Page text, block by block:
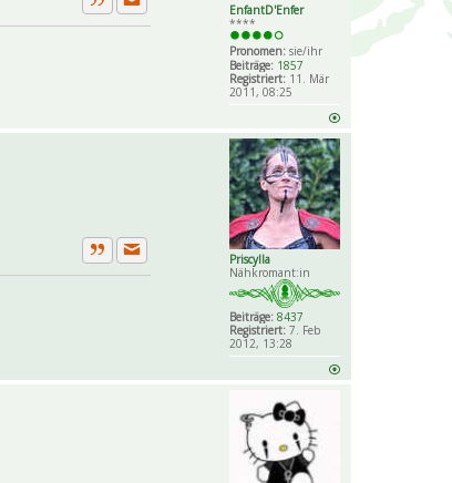
EnfantD'Enfer
****
Pronomen: sie/ihr
Beiträge: 1857
Registriert: 11. Mär
2011, 08:25
ZitatPrivate Nachricht senden
Priscylla
Nähkromant:in
Beiträge: 8437
Registriert: 7. Feb
2012, 13:28
ZitatPrivate Nachricht senden